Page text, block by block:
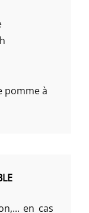
pomme à
en cas